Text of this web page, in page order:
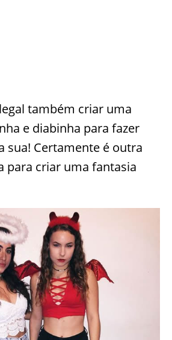
também criar uma
e diabinha para fazer
sua! Certamente é outra
para criar uma fantasia